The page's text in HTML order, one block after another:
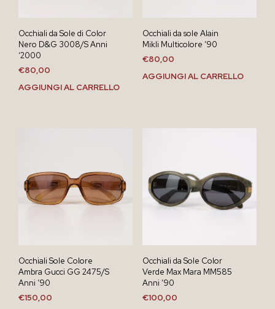
Occhiali da Sole di Color
Nero D&G 3008/S Anni
‘2000
€80,00
AGGIUNGI AL CARRELLO
Occhiali da sole Alain
Mikli Multicolore ’90
€80,00
AGGIUNGI AL CARRELLO
Occhiali Sole Colore
Ambra Gucci GG 2475/S
Anni ’90
€150,00
Occhiali da Sole Color
Verde Max Mara MM585
Anni ’90
€100,00